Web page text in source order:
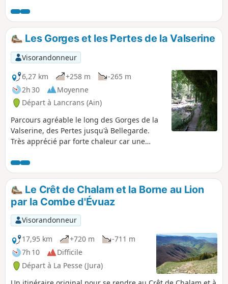
difficulté bien qu'il se situe à des altitudes supérieures à
1000m. Il peut également être parcouru en raquettes à
neige. Vue sur le Mont Blanc si le temps s'y prête.
Les Gorges et les Pertes de la Valserine
Visorandonneur
6,27 km
+258 m
-265 m
2h 30
Moyenne
Départ à Lancrans (Ain)
Parcours agréable le long des Gorges de la
Valserine, des Pertes jusqu'à Bellegarde.
Très apprécié par forte chaleur car une
de la rivière. Attention un arrêté municipale
datant du 11 avril 2024 interdit de
poursuivre la randonnée au delà du point 5
le long des berges de la Valsorine
(passerelles condamnées fermées)
Le Crêt de Chalam et la Borne au Lion
par la Combe d'Évuaz
Visorandonneur
17,95 km
+720 m
-711 m
7h 10
Difficile
Départ à La Pesse (Jura)